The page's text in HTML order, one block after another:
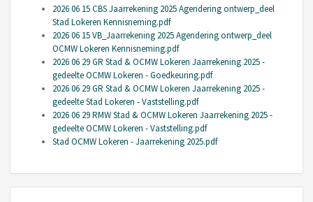
2026 06 15 CBS Jaarrekening 2025 Agendering ontwerp_deel
Stad Lokeren Kennisneming.pdf
2026 06 15 VB_Jaarrekening 2025 Agendering ontwerp_deel
OCMW Lokeren Kennisneming.pdf
2026 06 29 GR Stad & OCMW Lokeren Jaarrekening 2025 -
gedeelte OCMW Lokeren - Goedkeuring.pdf
2026 06 29 GR Stad & OCMW Lokeren Jaarrekening 2025 -
gedeelte Stad Lokeren - Vaststelling.pdf
2026 06 29 RMW Stad & OCMW Lokeren Jaarrekening 2025 -
gedeelte OCMW Lokeren - Vaststelling.pdf
Stad OCMW Lokeren - Jaarrekening 2025.pdf